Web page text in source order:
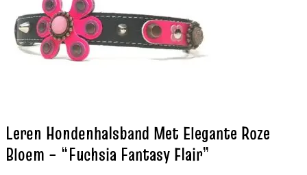
Leren Hondenhalsband Met Elegante Roze
Bloem – “Fuchsia Fantasy Flair”